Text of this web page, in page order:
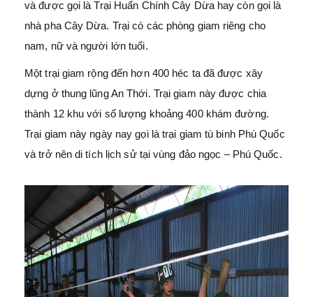
và được gọi là Trại Huấn Chính Cây Dừa hay còn gọi là
nhà pha Cây Dừa. Trại có các phòng giam riêng cho
nam, nữ và người lớn tuổi.
Một trại giam rộng đến hơn 400 héc ta đã được xây
dựng ở thung lũng An Thới. Trại giam này được chia
thành 12 khu với số lượng khoảng 400 khám đường.
Trại giam này ngày nay gọi là trại giam tù binh Phú Quốc
và trở nên di tích lịch sử tại vùng đảo ngọc – Phú Quốc.